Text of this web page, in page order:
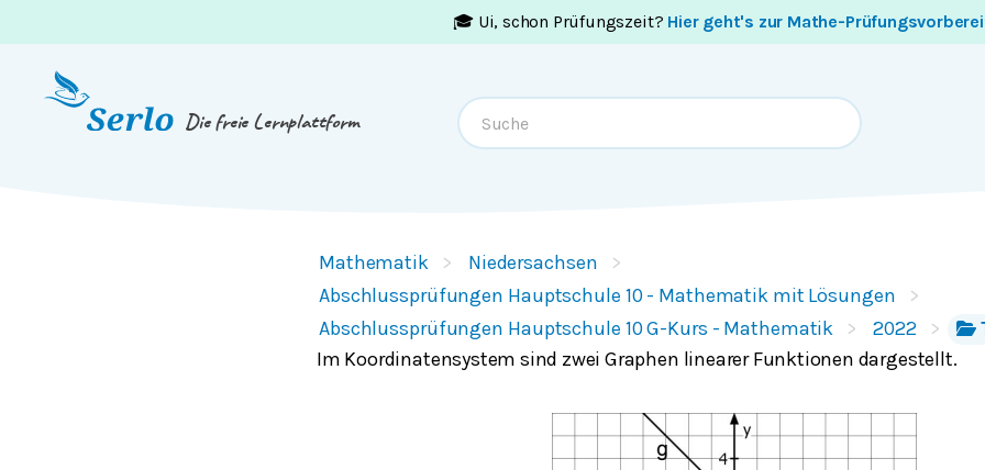
🎓 Ui, schon Prüfungszeit? Hier geht's zur Mathe-
Die freie Lernplattform
Mathematik
Niedersachsen
Abschlussprüfungen Hauptschule 10 - Mathematik mit Lösungen
Abschlussprüfungen Hauptschule 10 G-Kurs - Mathematik
2022
Im Koordinatensystem sind zwei Graphen linearer Funktionen dargestellt.